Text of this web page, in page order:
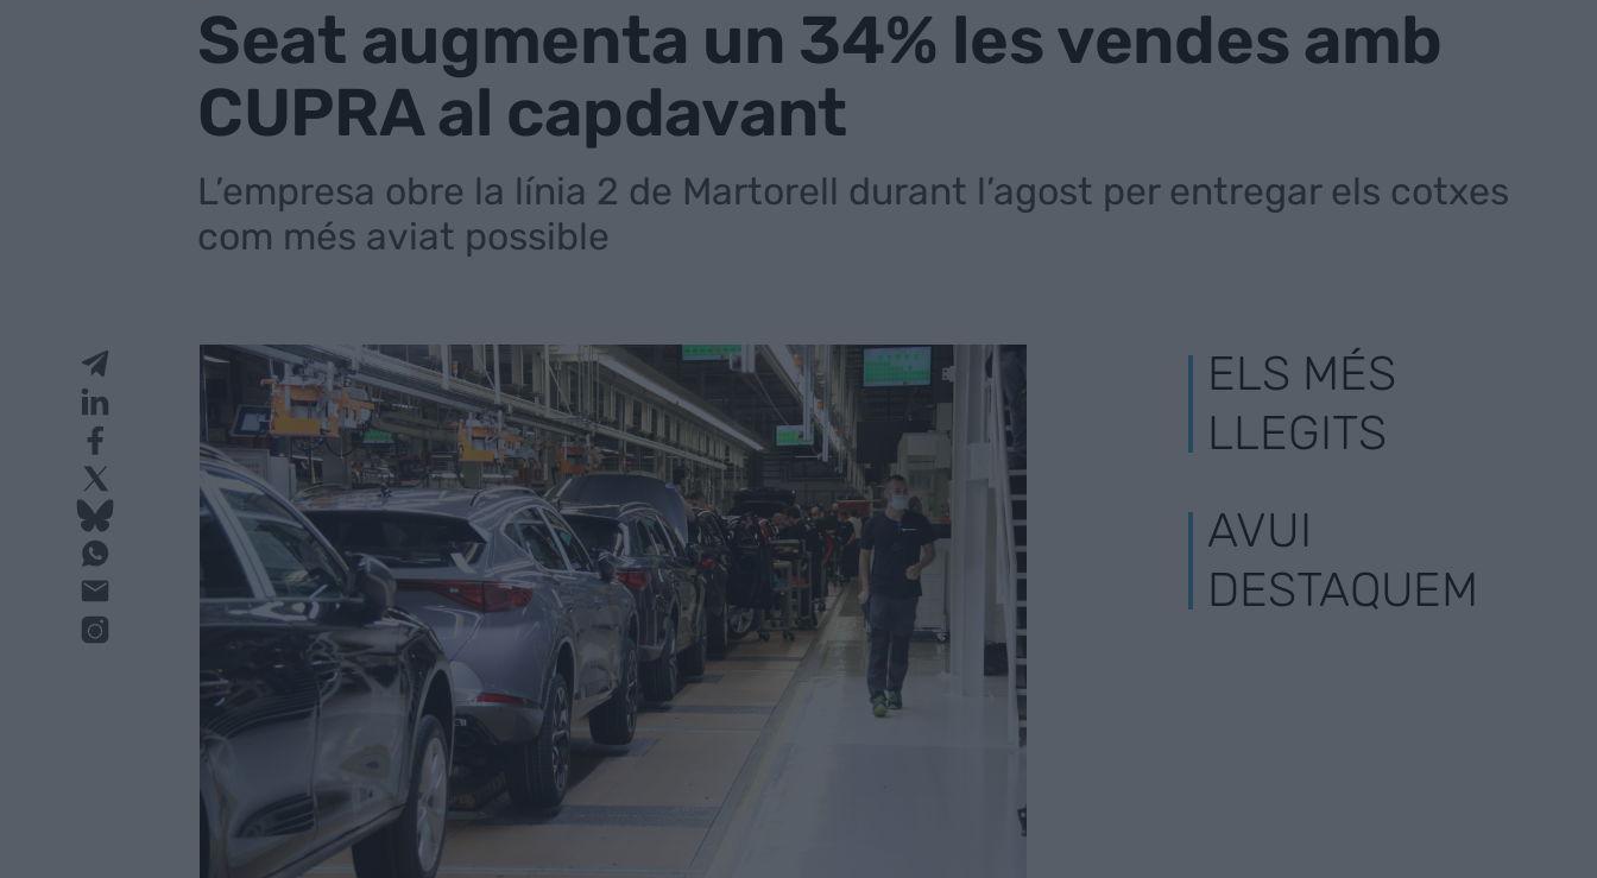
Seat augmenta un 34% les vendes amb
CUPRA al capdavant
L’empresa obre la línia 2 de Martorell durant l’agost per entregar els cotxes
com més aviat possible
ELS MÉS
LLEGITS
AVUI
DESTAQUEM